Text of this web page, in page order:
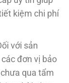
kiệm chi phí
với sản
đơn vị bảo
qua tẩm